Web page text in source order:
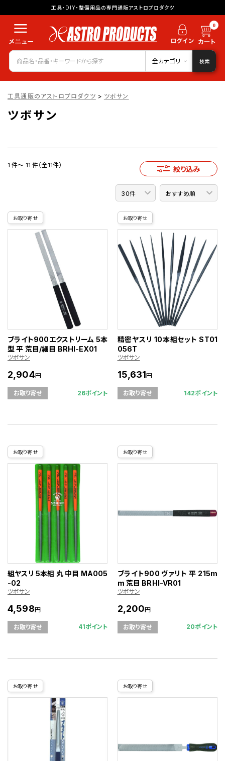
工具・DIY・整備用品の専門通販アストロプロダクツ
0
全カテゴリ 検索
工具通販のアストロプロダクツ > ツボサン
ツボサン
1 件～ 11 件（全11件） 絞り込み
お取り寄せ
ブライト900エクストリーム 5本
型 平 荒目/細目 BRHI-EX01
ツボサン
2,904円
お取り寄せ 26ポイント
お取り寄せ
精密ヤスリ 10本組セット ST01
056T
ツボサン
15,631円
お取り寄せ 142ポイント
お取り寄せ
組ヤスリ 5本組 丸 中目 MA005
-02
ツボサン
4,598円
お取り寄せ 41ポイント
お取り寄せ
ブライト900 ヴァリト 平 215m
m 荒目 BRHI-VR01
ツボサン
2,200円
お取り寄せ 20ポイント
お取り寄せ お取り寄せ